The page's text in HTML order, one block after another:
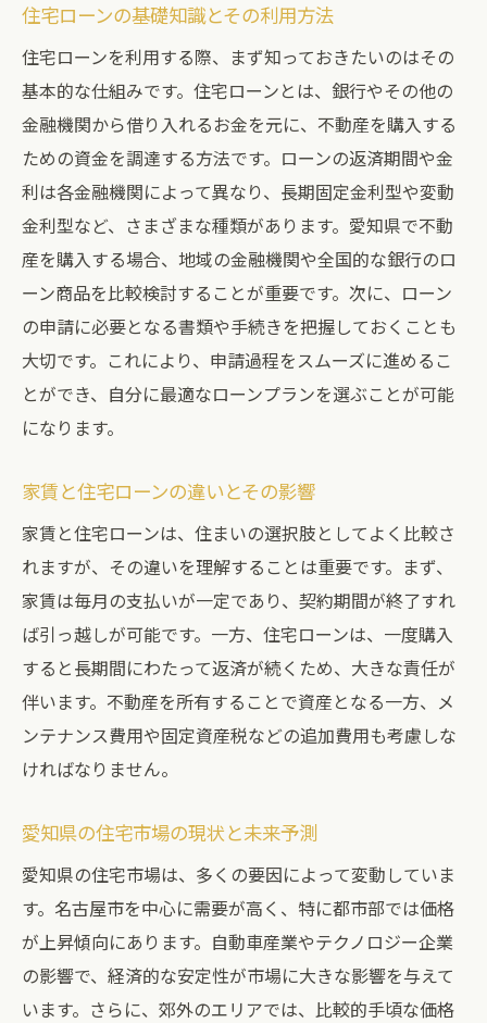
住宅ローン利用のメリットと注意点
家賃の負担軽減とその方法
愛知県で人気の住まいエリア
住まい選びで重要な要素
家賃と住宅ローンの違いが愛知県の不動産選び
に与える影響
家賃と住宅ローンの費用比較
愛知県の不動産市場における家賃の動向
住宅ローンの選び方とその影響
生活費と住宅費の関係
不動産購入の際のリスク管理
家賃と住宅ローンの将来展望
愛知県で不動産購入を考えるなら知っておきた
不動産購入の基本的な流れ
住宅ローンの申請方法と注意点
家賃と住宅ローンの比較と選択基準
愛知県での住まい選びのポイント
将来に備えた住まい計画
愛知県の不動産市場の今後の展開
愛知県の不動産市場で家賃と住宅ローンを選ぶ
愛知県での住宅ローンを利用する際のポイ
ント
家賃のメリットとその活用方法
不動産購入のタイミングとその影響
住宅ローンの基礎知識とその利用方法
住宅ローンを利用する際、まず知っておきたいのはその
基本的な仕組みです。住宅ローンとは、銀行やその他の
金融機関から借り入れるお金を元に、不動産を購入する
ための資金を調達する方法です。ローンの返済期間や金
利は各金融機関によって異なり、長期固定金利型や変動
金利型など、さまざまな種類があります。愛知県で不動
産を購入する場合、地域の金融機関や全国的な銀行のロ
ーン商品を比較検討することが重要です。次に、ローン
の申請に必要となる書類や手続きを把握しておくことも
大切です。これにより、申請過程をスムーズに進めるこ
とができ、自分に最適なローンプランを選ぶことが可能
になります。
家賃と住宅ローンの違いとその影響
家賃と住宅ローンは、住まいの選択肢としてよく比較さ
れますが、その違いを理解することは重要です。まず、
家賃は毎月の支払いが一定であり、契約期間が終了すれ
ば引っ越しが可能です。一方、住宅ローンは、一度購入
すると長期間にわたって返済が続くため、大きな責任が
伴います。不動産を所有することで資産となる一方、メ
ンテナンス費用や固定資産税などの追加費用も考慮しな
ければなりません。
愛知県の住宅市場の現状と未来予測
愛知県の住宅市場は、多くの要因によって変動していま
す。名古屋市を中心に需要が高く、特に都市部では価格
が上昇傾向にあります。自動車産業やテクノロジー企業
の影響で、経済的な安定性が市場に大きな影響を与えて
います。さらに、郊外のエリアでは、比較的手頃な価格